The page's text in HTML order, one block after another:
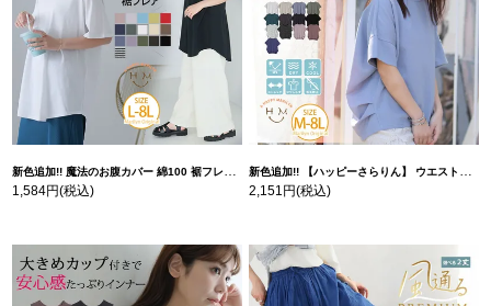
新色追加!! 魔法のお腹カバー 綿100 裾フレア Tシャツ | 大きいサイズの通販ならハッピーマリリン
1,584円(税込)
新色追加!! 【ハッピーさらりん】 ウエストタック入り スッキリ魅せ コクーントップス | 大きいサイズの通販ならハッピーマリリン
2,151円(税込)